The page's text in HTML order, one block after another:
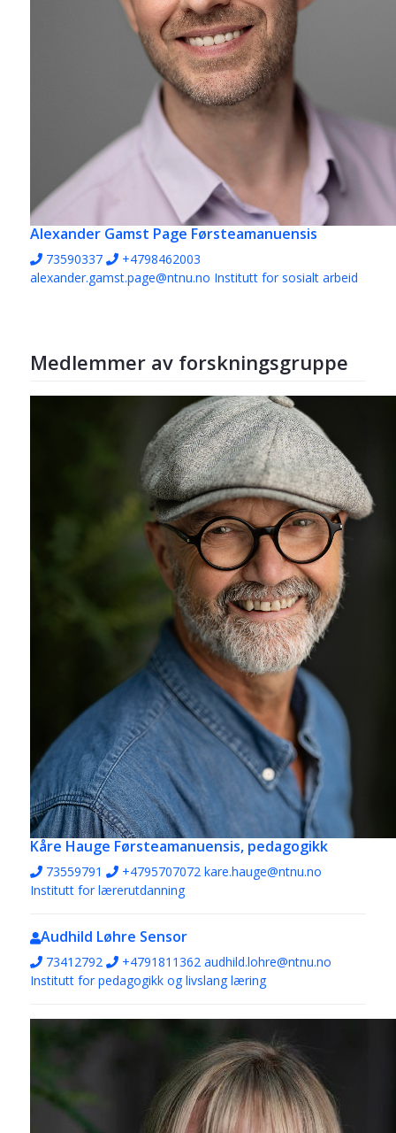
Alexander Gamst Page Førsteamanuensis
73590337
+4798462003
alexander.gamst.page@ntnu.no Institutt for sosialt arbeid
Medlemmer av forskningsgruppe
Kåre Hauge Førsteamanuensis, pedagogikk
73559791 +4795707072 kare.hauge@ntnu.no
Institutt for lærerutdanning
Audhild Løhre Sensor
73412792 +4791811362 audhild.lohre@ntnu.no
Institutt for pedagogikk og livslang læring